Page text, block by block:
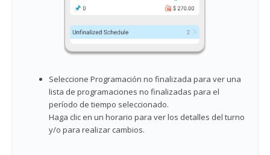
Seleccione Programación no finalizada para ver una
lista de programaciones no finalizadas para el
período de tiempo seleccionado.
Haga clic en un horario para ver los detalles del turno
y/o para realizar cambios.